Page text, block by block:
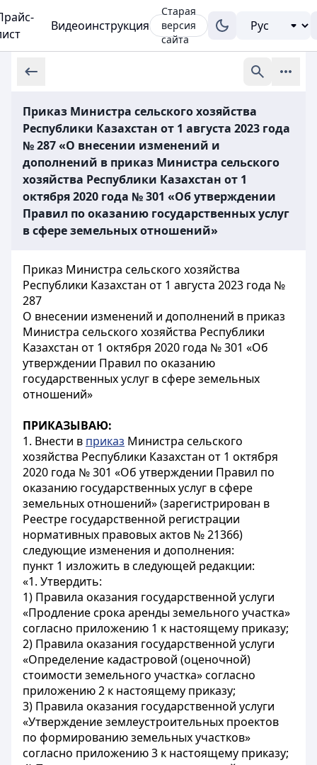
Видеоинструкция
Старая
версия
сайта
Приказ Министра сельского хозяйства
Республики Казахстан от 1 августа 2023 года
№ 287 «О внесении изменений и
дополнений в приказ Министра сельского
хозяйства Республики Казахстан от 1
октября 2020 года № 301 «Об утверждении
Правил по оказанию государственных услуг
в сфере земельных отношений»
Приказ Министра сельского хозяйства
Республики Казахстан от 1 августа 2023 года №
287
О внесении изменений и дополнений в приказ
Министра сельского хозяйства Республики
Казахстан от 1 октября 2020 года № 301 «Об
утверждении Правил по оказанию
государственных услуг в сфере земельных
отношений»
ПРИКАЗЫВАЮ:
1. Внести в приказ Министра сельского
хозяйства Республики Казахстан от 1 октября
2020 года № 301 «Об утверждении Правил по
оказанию государственных услуг в сфере
земельных отношений» (зарегистрирован в
Реестре государственной регистрации
нормативных правовых актов № 21366)
следующие изменения и дополнения:
пункт 1 изложить в следующей редакции:
«1. Утвердить:
1) Правила оказания государственной услуги
«Продление срока аренды земельного участка»
согласно приложению 1 к настоящему приказу;
2) Правила оказания государственной услуги
«Определение кадастровой (оценочной)
стоимости земельного участка» согласно
приложению 2 к настоящему приказу;
3) Правила оказания государственной услуги
«Утверждение землеустроительных проектов
по формированию земельных участков»
согласно приложению 3 к настоящему приказу;